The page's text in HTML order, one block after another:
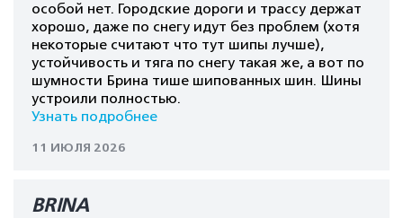
особой нет. Городские дороги и трассу держат
хорошо, даже по снегу идут без проблем (хотя
некоторые считают что тут шипы лучше),
устойчивость и тяга по снегу такая же, а вот по
шумности Брина тише шипованных шин. Шины
устроили полностью.
Узнать подробнее
11 ИЮЛЯ 2026
BRINA